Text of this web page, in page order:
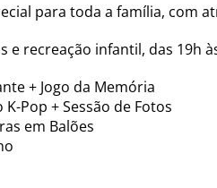
para toda a família, com
e recreação infantil, das 19h
+ Jogo da Memória
Pop + Sessão de Fotos
em Balões